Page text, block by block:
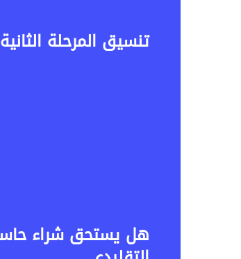
تنسيق المرحلة الثانية 2026.. الكليات والمعاهد المتاحة لطلاب علمي علوم وأهم النصائح قبل تسجيل الرغبات